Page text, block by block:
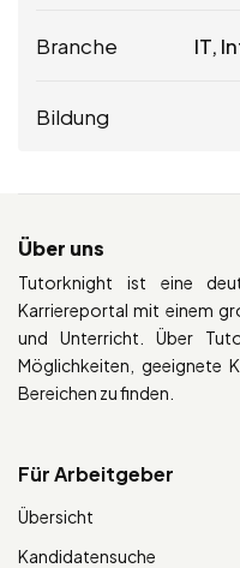
Branche IT,
Bildung
Über uns
Tutorknight ist eine
Karriereportal mit einem
und Unterricht. Über
Möglichkeiten, geeignete
Bereichen zu finden.
Für Arbeitgeber
Übersicht
Kandidatensuche